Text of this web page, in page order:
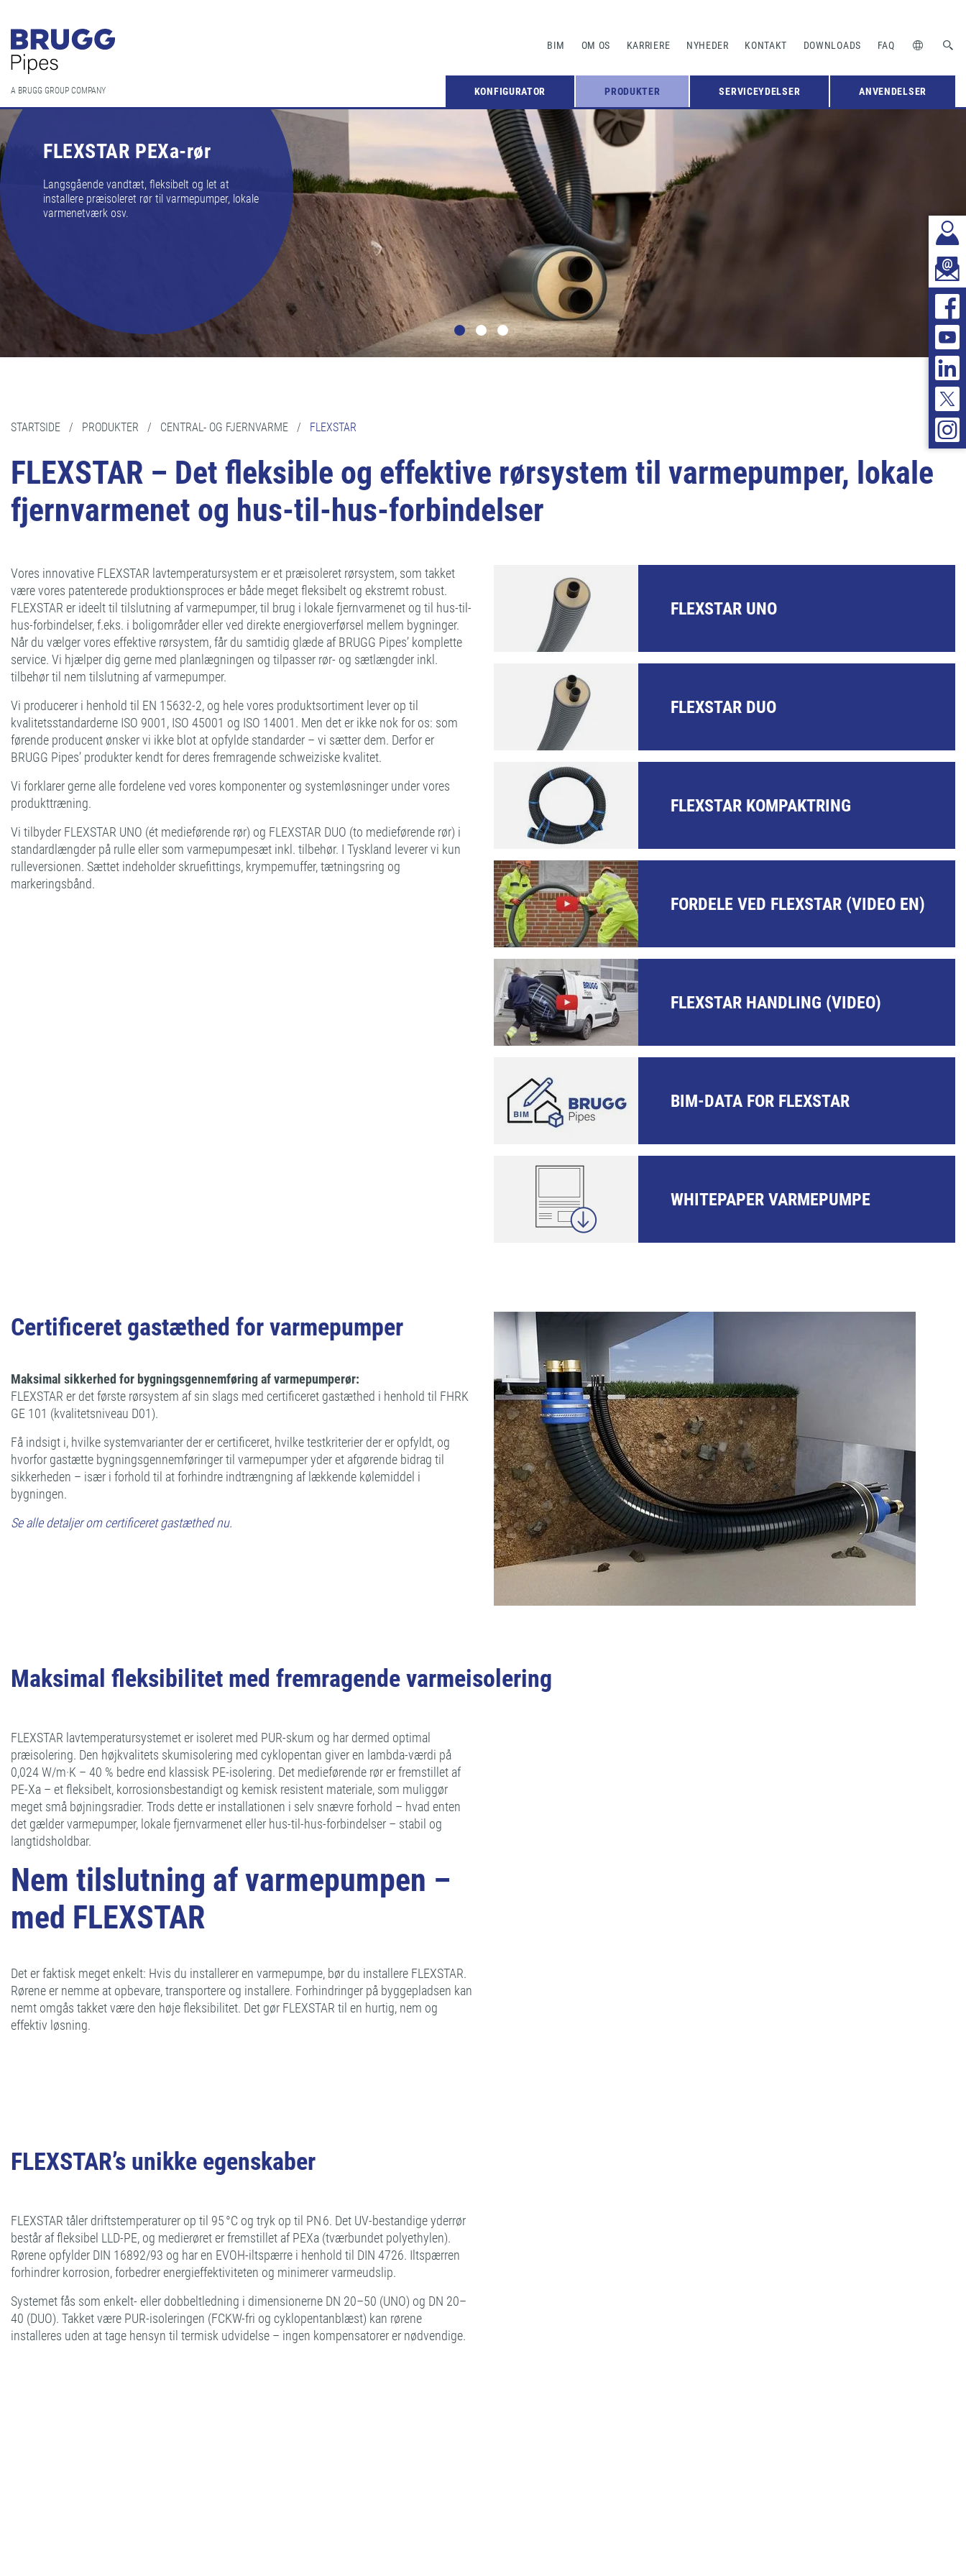
BIM OM OS KARRIERE NYHEDER KONTAKT DOWNLOADS FAQ
A BRUGG GROUP COMPANY KONFIGURATOR PRODUKTER SERVICEYDELSER ANVENDELSER
FLEXSTAR PEXa-rør
Langsgående vandtæt, fleksibelt og let at
installere præisoleret rør til varmepumper, lokale
varmenetværk osv.
STARTSIDE / PRODUKTER / CENTRAL- OG FJERNVARME / FLEXSTAR
FLEXSTAR – Det fleksible og effektive rørsystem til varmepumper, lokale
fjernvarmenet og hus-til-hus-forbindelser
Vores innovative FLEXSTAR lavtemperatursystem er et præisoleret rørsystem, som takket
være vores patenterede produktionsproces er både meget fleksibelt og ekstremt robust.
FLEXSTAR er ideelt til tilslutning af varmepumper, til brug i lokale fjernvarmenet og til hus-til-
hus-forbindelser, f.eks. i boligområder eller ved direkte energioverførsel mellem bygninger.
Når du vælger vores effektive rørsystem, får du samtidig glæde af BRUGG Pipes’ komplette
service. Vi hjælper dig gerne med planlægningen og tilpasser rør- og sætlængder inkl.
tilbehør til nem tilslutning af varmepumper.
Vi producerer i henhold til EN 15632-2, og hele vores produktsortiment lever op til
kvalitetsstandarderne ISO 9001, ISO 45001 og ISO 14001. Men det er ikke nok for os: som
førende producent ønsker vi ikke blot at opfylde standarder – vi sætter dem. Derfor er
BRUGG Pipes’ produkter kendt for deres fremragende schweiziske kvalitet.
Vi forklarer gerne alle fordelene ved vores komponenter og systemløsninger under vores
produkttræning.
Vi tilbyder FLEXSTAR UNO (ét medieførende rør) og FLEXSTAR DUO (to medieførende rør) i
standardlængder på rulle eller som varmepumpesæt inkl. tilbehør. I Tyskland leverer vi kun
rulleversionen. Sættet indeholder skruefittings, krympemuffer, tætningsring og
markeringsbånd.
FLEXSTAR UNO
FLEXSTAR DUO
FLEXSTAR KOMPAKTRING
FORDELE VED FLEXSTAR (VIDEO EN)
FLEXSTAR HANDLING (VIDEO)
BIM-DATA FOR FLEXSTAR
WHITEPAPER VARMEPUMPE
Certificeret gastæthed for varmepumper
Maksimal sikkerhed for bygningsgennemføring af varmepumperør:
FLEXSTAR er det første rørsystem af sin slags med certificeret gastæthed i henhold til FHRK
GE 101 (kvalitetsniveau D01).
Få indsigt i, hvilke systemvarianter der er certificeret, hvilke testkriterier der er opfyldt, og
hvorfor gastætte bygningsgennemføringer til varmepumper yder et afgørende bidrag til
sikkerheden – især i forhold til at forhindre indtrængning af lækkende kølemiddel i
bygningen.
Se alle detaljer om certificeret gastæthed nu.
Maksimal fleksibilitet med fremragende varmeisolering
FLEXSTAR lavtemperatursystemet er isoleret med PUR-skum og har dermed optimal
præisolering. Den højkvalitets skumisolering med cyklopentan giver en lambda-værdi på
0,024 W/m·K – 40 % bedre end klassisk PE-isolering. Det medieførende rør er fremstillet af
PE-Xa – et fleksibelt, korrosionsbestandigt og kemisk resistent materiale, som muliggør
meget små bøjningsradier. Trods dette er installationen i selv snævre forhold – hvad enten
det gælder varmepumper, lokale fjernvarmenet eller hus-til-hus-forbindelser – stabil og
langtidsholdbar.
Nem tilslutning af varmepumpen –
med FLEXSTAR
Det er faktisk meget enkelt: Hvis du installerer en varmepumpe, bør du installere FLEXSTAR.
Rørene er nemme at opbevare, transportere og installere. Forhindringer på byggepladsen kan
nemt omgås takket være den høje fleksibilitet. Det gør FLEXSTAR til en hurtig, nem og
effektiv løsning.
FLEXSTAR’s unikke egenskaber
FLEXSTAR tåler driftstemperaturer op til 95 °C og tryk op til PN 6. Det UV-bestandige yderrør
består af fleksibel LLD-PE, og medierøret er fremstillet af PEXa (tværbundet polyethylen).
Rørene opfylder DIN 16892/93 og har en EVOH-iltspærre i henhold til DIN 4726. Iltspærren
forhindrer korrosion, forbedrer energieffektiviteten og minimerer varmeudslip.
Systemet fås som enkelt- eller dobbeltledning i dimensionerne DN 20–50 (UNO) og DN 20–
40 (DUO). Takket være PUR-isoleringen (FCKW-fri og cyklopentanblæst) kan rørene
installeres uden at tage hensyn til termisk udvidelse – ingen kompensatorer er nødvendige.